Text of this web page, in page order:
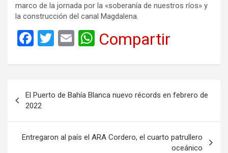
marco de la jornada por la «soberanía de nuestros ríos» y
la construcción del canal Magdalena.
F
ce
b
o
o
k
T
tt
er
E
ail
W
at
A
p
p
Compartir
de
entradas
El Puerto de Bahía Blanca nuevo récords en febrero de
2022
Entregaron al país el ARA Cordero, el cuarto patrullero
oceánico